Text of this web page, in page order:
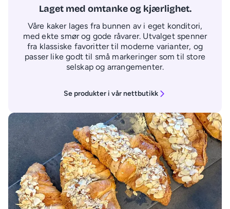
Laget med omtanke og kjærlighet.
Våre kaker lages fra bunnen av i eget konditori,
med ekte smør og gode råvarer. Utvalget spenner
fra klassiske favoritter til moderne varianter, og
passer like godt til små markeringer som til store
selskap og arrangementer.
Se produkter i vår nettbutikk